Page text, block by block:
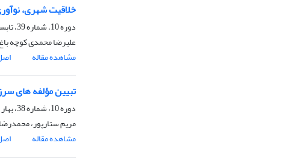
خلاقیت شهری،
دوره 10، شماره 39، تابستان 1399، صفحه
علیرضا محمدی کوچه
مشاهده مقاله
تبیین مؤلفه های
دوره 10، شماره 38، بهار 1399، صفحه
مریم ستارپور،
مشاهده مقاله